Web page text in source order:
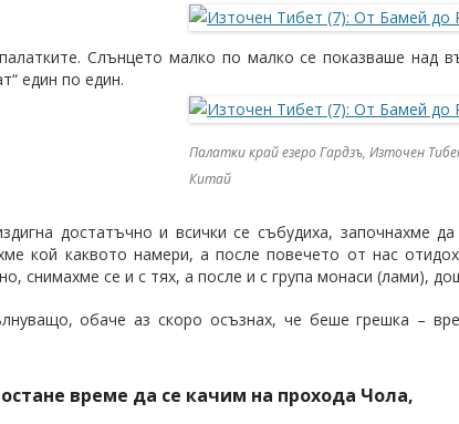
Слънцето малко по малко се показваше над
един по един.
Палатки край езеро Гардзъ, Източен
Китай
достатъчно и всички се събудиха, започнахме
кой каквото намери, а после повечето от нас
снимахме се и с тях, а после и с група монаси (лами),
обаче аз скоро осъзнах, че беше грешка –
време да се качим на прохода Чола,